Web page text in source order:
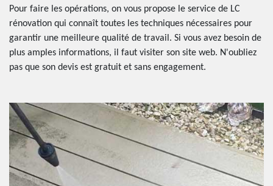
Pour faire les opérations, on vous propose le service de LC
rénovation qui connaît toutes les techniques nécessaires pour
garantir une meilleure qualité de travail. Si vous avez besoin de
plus amples informations, il faut visiter son site web. N'oubliez
pas que son devis est gratuit et sans engagement.